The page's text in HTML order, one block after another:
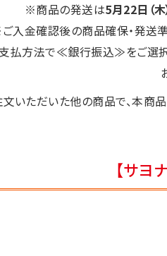
※商品の発送は5月22日（木
入金確認後の商品確保・発送準
払方法で≪銀行振込≫をご選択
いただいた他の商品で、本商
【サヨ